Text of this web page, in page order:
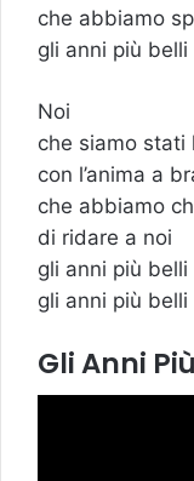
che abbiamo
gli anni più belli
Noi
che siamo stati
con l’anima a
che abbiamo
di ridare a noi
gli anni più belli
gli anni più belli
Gli Anni